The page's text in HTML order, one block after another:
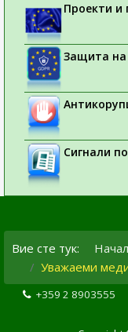
Проекти и
Защита на
Сигнали
Вие сте тук:
Уважаеми
+359 2 8903555